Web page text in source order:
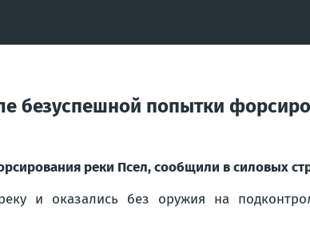
безуспешной попытки
реки Псел, сообщили в силовых
и оказались без оружия на